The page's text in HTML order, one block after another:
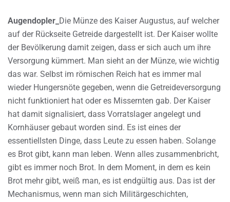
Augendopler_ Die Münze des Kaiser Augustus, auf welcher
auf der Rückseite Getreide dargestellt ist. Der Kaiser wollte
der Bevölkerung damit zeigen, dass er sich auch um ihre
Versorgung kümmert. Man sieht an der Münze, wie wichtig
das war. Selbst im römischen Reich hat es immer mal
wieder Hungersnöte gegeben, wenn die Getreideversorgung
nicht funktioniert hat oder es Missernten gab. Der Kaiser
hat damit signalisiert, dass Vorratslager angelegt und
Kornhäuser gebaut worden sind. Es ist eines der
essentiellsten Dinge, dass Leute zu essen haben. Solange
es Brot gibt, kann man leben. Wenn alles zusammenbricht,
gibt es immer noch Brot. In dem Moment, in dem es kein
Brot mehr gibt, weiß man, es ist endgültig aus. Das ist der
Mechanismus, wenn man sich Militärgeschichten,